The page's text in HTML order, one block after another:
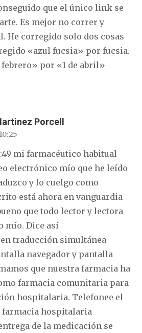
que el único link se
Es mejor no correr y
He corregido solo dos cosas
«azul fucsia» por fucsia.
por «1 de abril»
Porcell
mi farmacéutico habitual
electrónico mío que he leído
y lo cuelgo como
está ahora en vanguardia
que todo lector y lectora
mío. Dice así
traducción simultánea
navegador y pantalla
que nuestra farmacia ha
farmacia comunitaria para
hospitalaria. Telefonee el
hospitalaria
de la medicación se